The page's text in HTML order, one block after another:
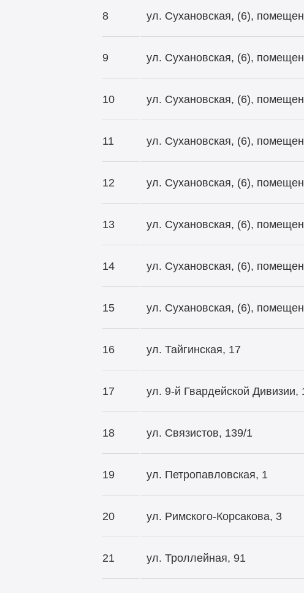
8 ул. Сухановская, (6),
9 ул. Сухановская, (6),
10 ул. Сухановская, (6),
11 ул. Сухановская, (6),
12 ул. Сухановская, (6),
13 ул. Сухановская, (6),
14 ул. Сухановская, (6),
15 ул. Сухановская, (6),
16 ул. Тайгинская, 17
17 ул. 9-й Гвардейской Дивизии,
18 ул. Связистов, 139/1
19 ул. Петропавловская, 1
20 ул. Римского-Корсакова, 3
21 ул. Троллейная, 91